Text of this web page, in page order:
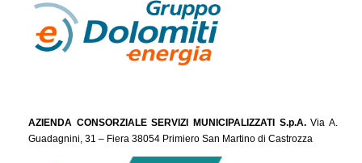
AZIENDA CONSORZIALE SERVIZI MUNICIPALIZZATI S.p.A.Via A.
Guadagnini, 31 – Fiera 38054 Primiero San Martino di Castrozza